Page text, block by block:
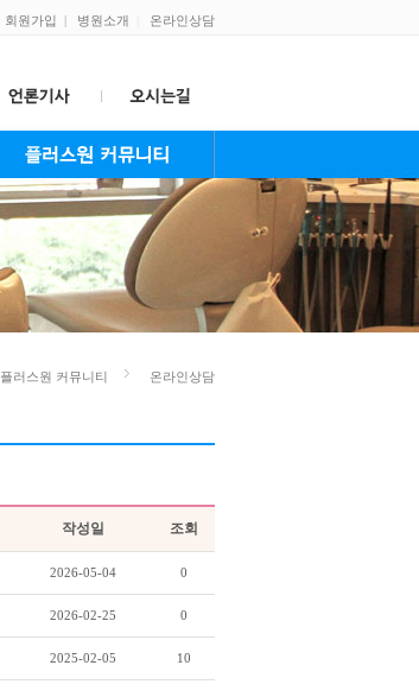
회원가입 | 병원소개 온라인상담
온라인상담
온라인예약
공지사항
플러스원 보도자료
자주하는 질문
교정치료중 주의사항
교정치료후 관리와 중요성
이달의 Smile
플러스원 커뮤니티 온라인상담
작성일 조회
2026-05-04 0
2026-02-25 0
2025-02-05 10